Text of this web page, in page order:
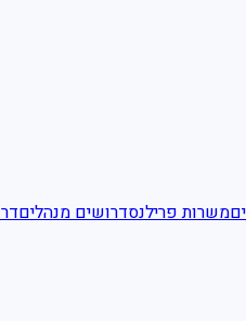
משרות פרילנסדרושים מנהלים